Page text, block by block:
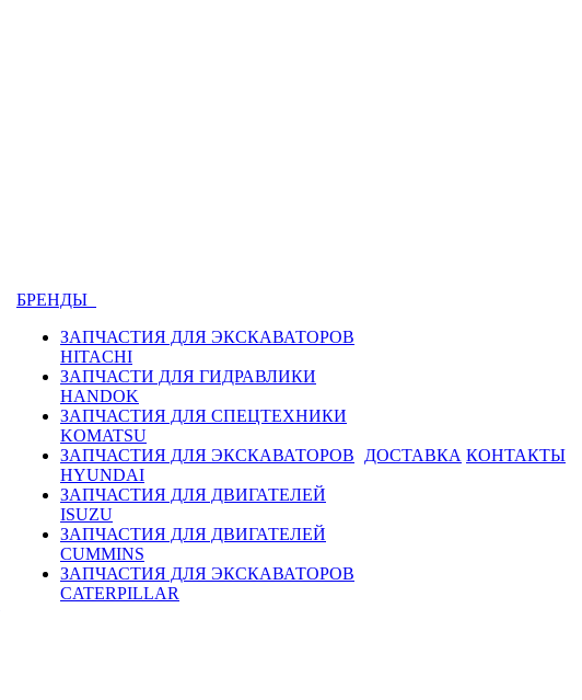
БРЕНДЫ
ЗАПЧАСТИЯ ДЛЯ ЭКСКАВАТОРОВ
HITACHI
ЗАПЧАСТИ ДЛЯ ГИДРАВЛИКИ
HANDOK
ЗАПЧАСТИЯ ДЛЯ СПЕЦТЕХНИКИ
KOMATSU
ЗАПЧАСТИЯ ДЛЯ ЭКСКАВАТОРОВ
HYUNDAI
ЗАПЧАСТИЯ ДЛЯ ДВИГАТЕЛЕЙ
ISUZU
ЗАПЧАСТИЯ ДЛЯ ДВИГАТЕЛЕЙ
CUMMINS
ЗАПЧАСТИЯ ДЛЯ ЭКСКАВАТОРОВ
CATERPILLAR
ДОСТАВКА КОНТАКТЫ